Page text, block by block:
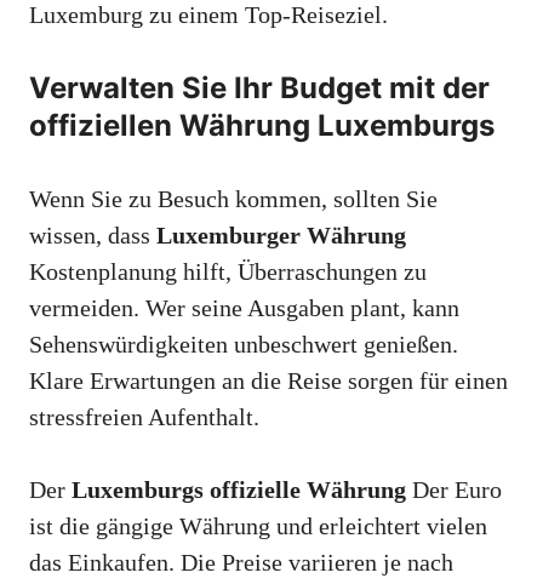
Luxemburg zu einem Top-Reiseziel.
Verwalten Sie Ihr Budget mit der
offiziellen Währung Luxemburgs
Wenn Sie zu Besuch kommen, sollten Sie
wissen, dass Luxemburger Währung
Kostenplanung hilft, Überraschungen zu
vermeiden. Wer seine Ausgaben plant, kann
Sehenswürdigkeiten unbeschwert genießen.
Klare Erwartungen an die Reise sorgen für einen
stressfreien Aufenthalt.
Der Luxemburgs offizielle Währung Der Euro
ist die gängige Währung und erleichtert vielen
das Einkaufen. Die Preise variieren je nach